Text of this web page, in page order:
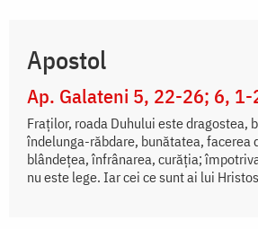
Apostol
Ap. Galateni 5, 22-26; 6, 1-
Fraților, roada Duhului este dragostea,
îndelunga-răbdare, bunătatea, facerea
blândețea, înfrânarea, curăția;
nu este lege. Iar cei ce sunt ai lui